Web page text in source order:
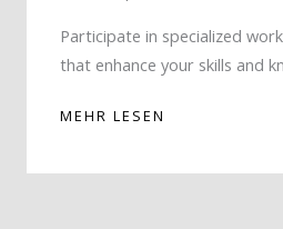
Participate in specialized
that enhance your skills and
MEHR LESEN